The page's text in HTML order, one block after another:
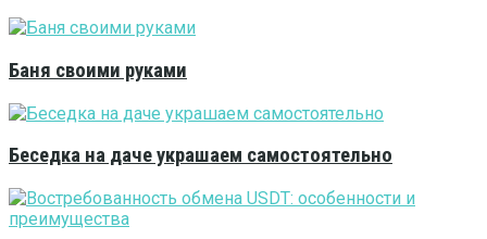
Баня своими руками
Беседка на даче украшаем самостоятельно